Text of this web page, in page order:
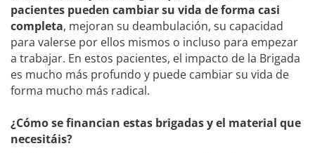
pacientes pueden cambiar su vida de forma casi
completa, mejoran su deambulación, su capacidad
para valerse por ellos mismos o incluso para empezar
a trabajar. En estos pacientes, el impacto de la Brigada
es mucho más profundo y puede cambiar su vida de
forma mucho más radical.
¿Cómo se financian estas brigadas y el material que
necesitáis?